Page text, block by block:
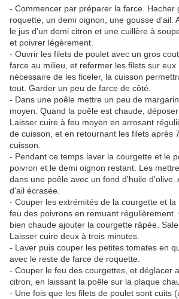
- Commencer par préparer la farce. Hacher
roquette, un demi oignon, une gousse d'ail.
le jus d'un demi citron et une cuillère à
et poivrer légèrement.
- Ouvrir les filets de poulet avec un gros
farce au milieu, et refermer les filets sur
nécessaire de les ficeler, la cuisson
tout. Garder un peu de farce de côté.
- Dans une poêle mettre un peu de
moyen. Quand la poêle est chaude,
Laisser cuire à feu moyen en arrosant
de cuisson, et en retournant les filets après
cuisson.
- Pendant ce temps laver la courgette et le
poivron et le demi oignon restant. Les
dans une poêle avec un fond d'huile d'olive.
d'ail écrasée.
- Couper les extrémités de la courgette et la
feu des poivrons en remuant régulièrement.
bien chaude ajouter la courgette râpée.
Laisser cuire deux à trois minutes.
- Laver puis couper les petites tomates en
avec le reste de farce de roquette.
- Couper le feu des courgettes, et déglacer
citron, en laissant la poêle sur la plaque
- Une fois que les filets de poulet sont cuits